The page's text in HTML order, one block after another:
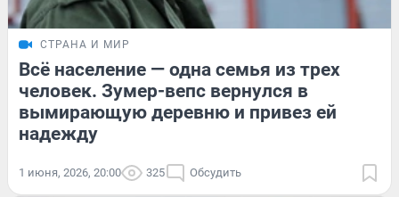
СТРАНА И МИР
Всё население — одна семья из трех
человек. Зумер-вепс вернулся в
вымирающую деревню и привез ей
надежду
1 июня, 2026, 20:00 325 Обсудить